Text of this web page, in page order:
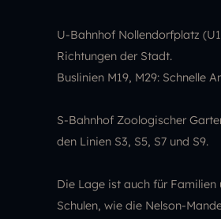
U-Bahnhof Nollendorfplatz
Richtungen der Stadt.
Buslinien M19, M29: Schnelle
S-Bahnhof Zoologischer
den Linien S3, S5, S7 und S9.
Die Lage ist auch für
Schulen, wie die Nelson-